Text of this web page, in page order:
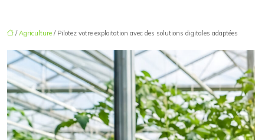
/Agriculture / Pilotez votre exploitation avec des solutions digitales adaptées